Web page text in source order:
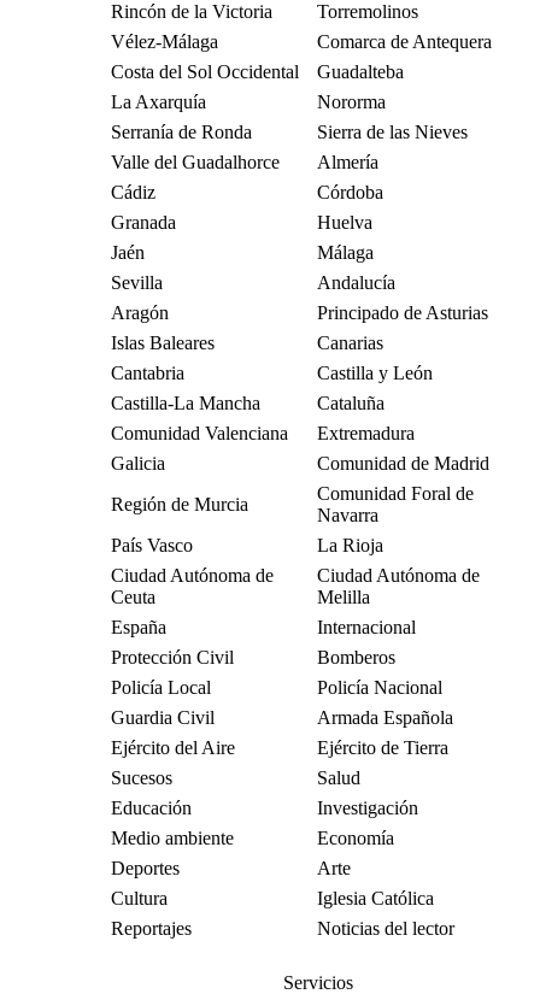
Rincón de la Victoria
Torremolinos
Vélez-Málaga
Comarca de Antequera
Costa del Sol Occidental
Guadalteba
La Axarquía
Nororma
Serranía de Ronda
Sierra de las Nieves
Valle del Guadalhorce
Almería
Cádiz
Córdoba
Granada
Huelva
Jaén
Málaga
Sevilla
Andalucía
Aragón
Principado de Asturias
Islas Baleares
Canarias
Cantabria
Castilla y León
Castilla-La Mancha
Cataluña
Comunidad Valenciana
Extremadura
Galicia
Comunidad de Madrid
Región de Murcia
Comunidad Foral de
Navarra
País Vasco
La Rioja
Ciudad Autónoma de
Ceuta
Ciudad Autónoma de
Melilla
España
Internacional
Protección Civil
Bomberos
Policía Local
Policía Nacional
Guardia Civil
Armada Española
Ejército del Aire
Ejército de Tierra
Sucesos
Salud
Educación
Investigación
Medio ambiente
Economía
Deportes
Arte
Cultura
Iglesia Católica
Reportajes
Noticias del lector
Servicios